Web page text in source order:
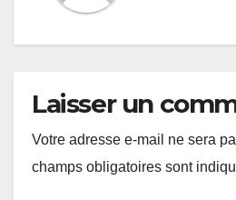
Laisser un
Votre adresse e-mail ne sera
champs obligatoires sont